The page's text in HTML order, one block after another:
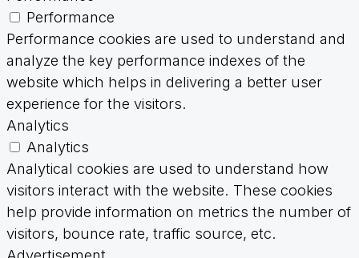
Performance
Performance cookies are used to understand and
analyze the key performance indexes of the
website which helps in delivering a better user
experience for the visitors.
Analytics
Analytics
Analytical cookies are used to understand how
visitors interact with the website. These cookies
help provide information on metrics the number of
visitors, bounce rate, traffic source, etc.